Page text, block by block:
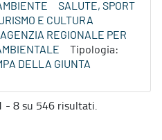
SALUTE, SPORT
E CULTURA
REGIONALE PER
Tipologia:
DELLA GIUNTA
- 8 su 546 risultati.